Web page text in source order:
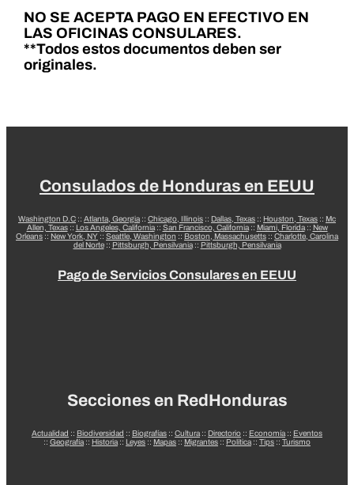
NO SE ACEPTA PAGO EN EFECTIVO EN
LAS OFICINAS CONSULARES.
**Todos estos documentos deben ser
originales.
Consulados de Honduras en EEUU
Washington D.C :: Atlanta, Georgia:: Chicago, Illinois :: Dallas, Texas :: Houston, Texas :: Mc
Allen, Texas:: Los Angeles, California:: San Francisco, California:: Miami, Florida:: New
Orleans :: New York, NY :: Seattle, Washington :: Boston, Massachusetts :: Charlotte, Carolina
del Norte:: Pittsburgh, Pensilvania:: Pittsburgh, Pensilvania
Pago de Servicios Consulares en EEUU
Secciones en RedHonduras
Actualidad :: Biodiversidad :: Biografías :: Cultura :: Directorio :: Economía :: Eventos
:: Geografía :: Historia :: Leyes :: Mapas :: Migrantes :: Política :: Tips :: Turismo